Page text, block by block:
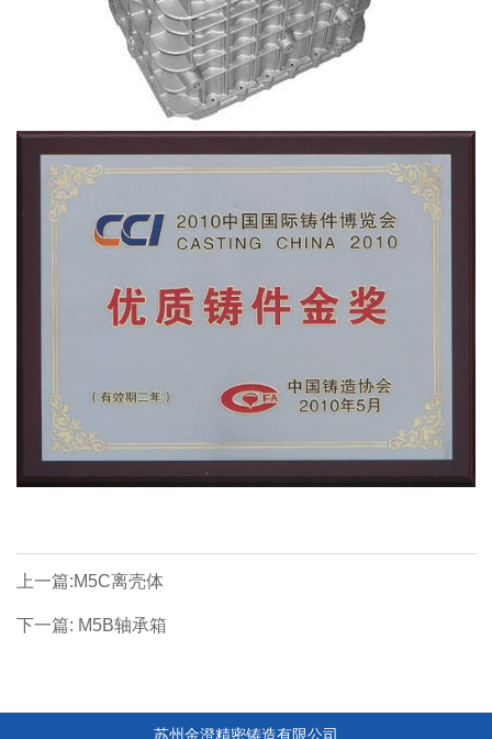
上一篇:M5C离壳体
下一篇: M5B轴承箱
苏州金澄精密铸造有限公司